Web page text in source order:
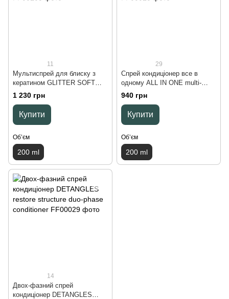
11
Мультиспрей для блиску з
кератином GLITTER SOFT
with keratin multi spray, 200 ml
1 230 грн
Купити
Обʼєм
200 ml
29
Спрей кондиціонер все в
одному ALL IN ONE multi-
effect conditioner spray, 200 ml
940 грн
Купити
Обʼєм
200 ml
14
Двох-фазний спрей
кондиціонер DETANGLES